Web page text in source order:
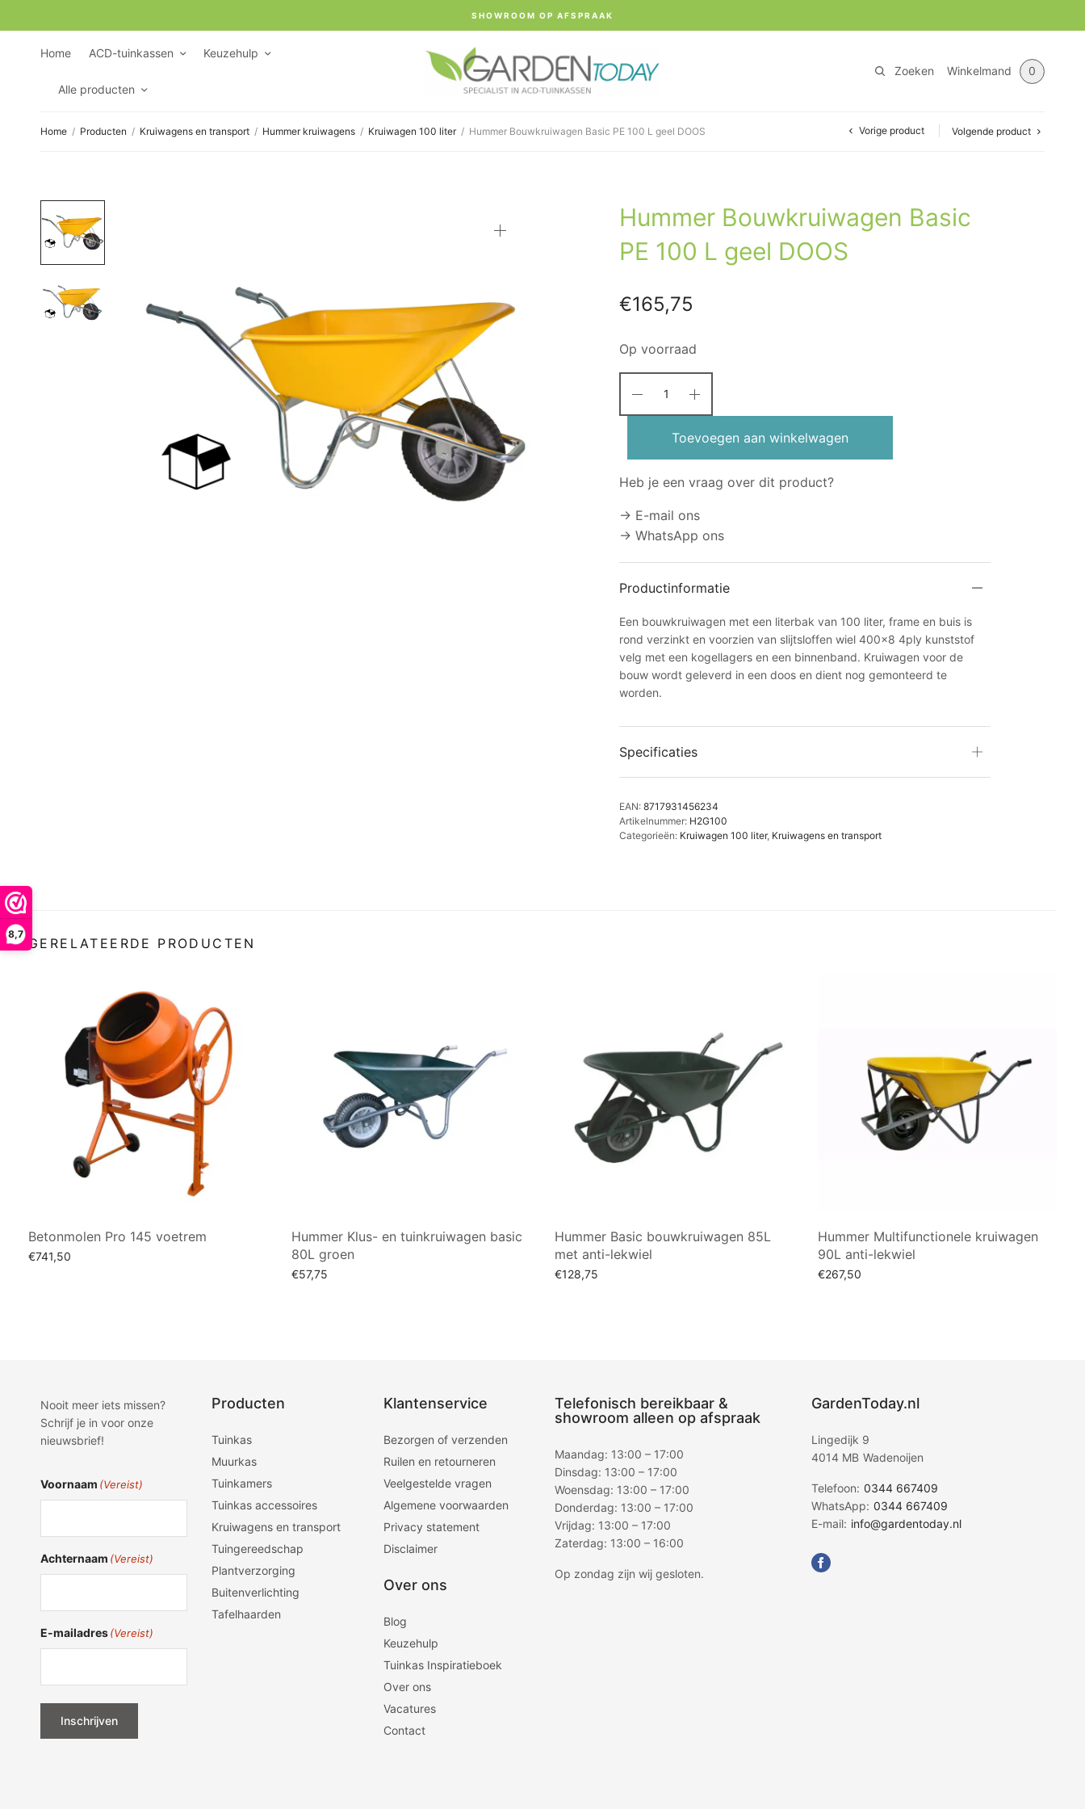
8,7
SHOWROOM OP AFSPRAAK
Home ACD-tuinkassen Keuzehulp
Alle producten
Zoeken Winkelmand 0
Home / Producten / Kruiwagens en transport / Hummer kruiwagens / Kruiwagen 100 liter / Hummer Bouwkruiwagen Basic PE 100 L geel DOOS Vorige product Volgende product
Hummer Bouwkruiwagen Basic
PE 100 L geel DOOS
€165,75
Op voorraad
Toevoegen aan winkelwagen
Heb je een vraag over dit product?
→ E-mail ons
→ WhatsApp ons
Productinformatie
Een bouwkruiwagen met een literbak van 100 liter, frame en buis is
rond verzinkt en voorzien van slijtsloffen wiel 400×8 4ply kunststof
velg met een kogellagers en een binnenband. Kruiwagen voor de
bouw wordt geleverd in een doos en dient nog gemonteerd te
worden.
Specificaties
EAN: 8717931456234
Artikelnummer: H2G100
Categorieën: Kruiwagen 100 liter, Kruiwagens en transport
GERELATEERDE PRODUCTEN
Betonmolen Pro 145 voetrem
€741,50
Hummer Klus- en tuinkruiwagen basic
80L groen
€57,75
Hummer Basic bouwkruiwagen 85L
met anti-lekwiel
€128,75
Hummer Multifunctionele kruiwagen
90L anti-lekwiel
€267,50
Nooit meer iets missen?
Schrijf je in voor onze
nieuwsbrief!
Voornaam (Vereist)
Achternaam (Vereist)
E-mailadres(Vereist)
Inschrijven
Producten
Tuinkas
Muurkas
Tuinkamers
Tuinkas accessoires
Kruiwagens en transport
Tuingereedschap
Plantverzorging
Buitenverlichting
Tafelhaarden
Klantenservice
Bezorgen of verzenden
Ruilen en retourneren
Veelgestelde vragen
Algemene voorwaarden
Privacy statement
Disclaimer
Over ons
Blog
Keuzehulp
Tuinkas Inspiratieboek
Over ons
Vacatures
Contact
Telefonisch bereikbaar &
showroom alleen op afspraak
Maandag: 13:00 – 17:00
Dinsdag: 13:00 – 17:00
Woensdag: 13:00 – 17:00
Donderdag: 13:00 – 17:00
Vrijdag: 13:00 – 17:00
Zaterdag: 13:00 – 16:00
Op zondag zijn wij gesloten.
GardenToday.nl
Lingedijk 9
4014 MB Wadenoijen
Telefoon: 0344 667409
WhatsApp: 0344 667409
E-mail: info@gardentoday.nl